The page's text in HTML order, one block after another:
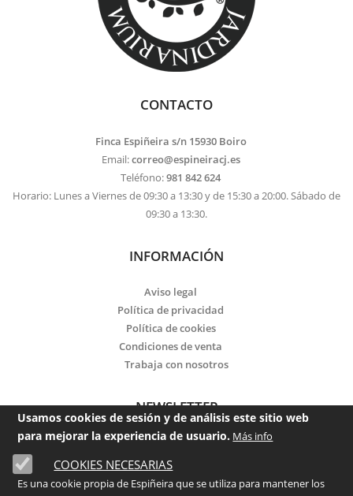
CONTACTO
Finca Espiñeira s/n 15930 Boiro
Email:correo@espineiracj.es
Teléfono:981 842 624
Horario: Lunes a Viernes de 09:30 a 13:30 y de 15:30 a 20:00. Sábado de
09:30 a 13:30.
INFORMACIÓN
Aviso legal
Política de privacidad
Política de cookies
Condiciones de venta
Trabaja con nosotros
NEWSLETTER
Email
He leído y acepto lapolítica de privacidad
Usamos cookies de sesión y de análisis este sitio web
para mejorar la experiencia de usuario. Más info
COOKIES NECESARIAS
Es una cookie propia de Espiñeira que se utiliza para mantener los